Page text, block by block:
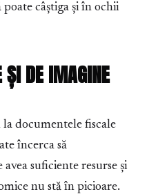
câștiga și în ochii
DE IMAGINE
documentele fiscale
încerca să
suficiente resurse și
nu stă în picioare.